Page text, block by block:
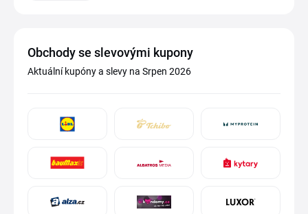
Obchody se slevovými kupony
Aktuální kupóny a slevy na Srpen 2026